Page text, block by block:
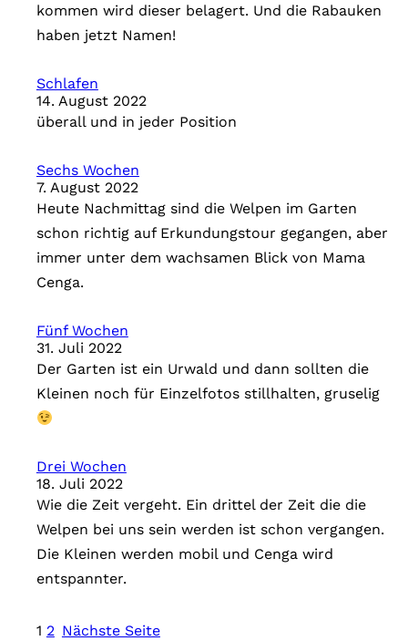
kommen wird dieser belagert. Und die Rabauken
haben jetzt Namen!
Schlafen
14. August 2022
überall und in jeder Position
Sechs Wochen
7. August 2022
Heute Nachmittag sind die Welpen im Garten
schon richtig auf Erkundungstour gegangen, aber
immer unter dem wachsamen Blick von Mama
Cenga.
Fünf Wochen
31. Juli 2022
Der Garten ist ein Urwald und dann sollten die
Kleinen noch für Einzelfotos stillhalten, gruselig
Drei Wochen
18. Juli 2022
Wie die Zeit vergeht. Ein drittel der Zeit die die
Welpen bei uns sein werden ist schon vergangen.
Die Kleinen werden mobil und Cenga wird
entspannter.
1 2 Nächste Seite